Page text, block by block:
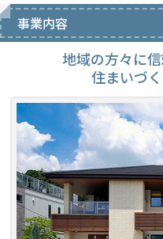
事業内容
地域の方々に
住まいづ